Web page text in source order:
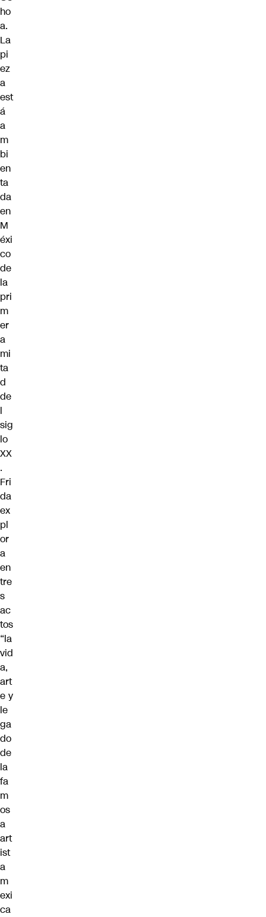
ho
a.
La
pi
ez
a
est
á
a
m
bi
en
ta
da
en
M
éxi
co
de
la
pri
m
er
a
mi
ta
d
de
l
sig
lo
XX
.
Fri
da
ex
pl
or
a
en
tre
s
ac
tos
“la
vid
a,
art
e y
le
ga
do
de
la
fa
m
os
a
art
ist
a
m
exi
ca